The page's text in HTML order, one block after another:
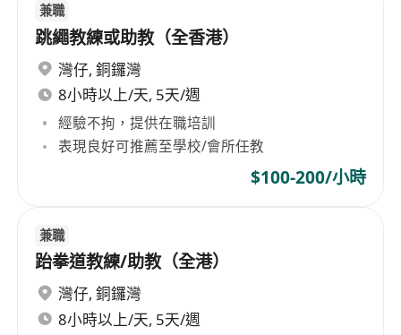
兼職
跳繩教練或助教（全香港）
灣仔, 銅鑼灣
8小時以上/天, 5天/週
經驗不拘，提供在職培訓
表現良好可推薦至學校/會所任教
$100-200/小時
兼職
跆拳道教練/助教（全港）
灣仔, 銅鑼灣
8小時以上/天, 5天/週